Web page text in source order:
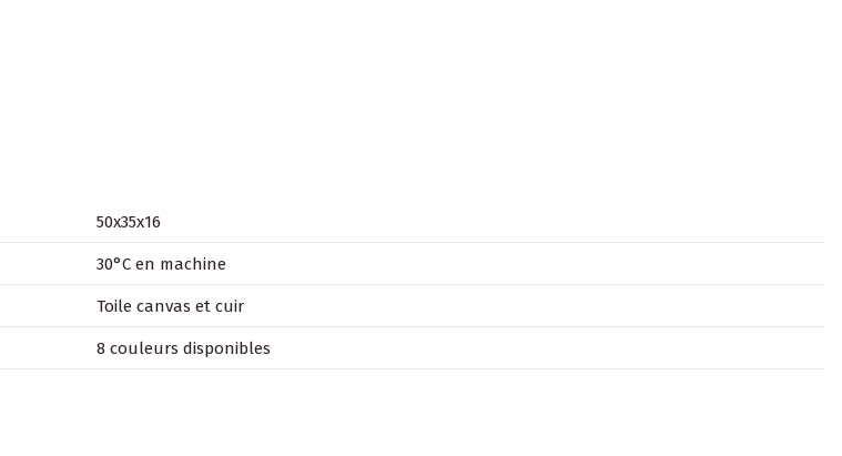
50x35x16
30°C en machine
Toile canvas et cuir
8 couleurs disponibles